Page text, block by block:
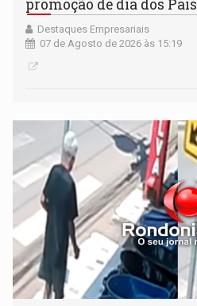
promoção de dia dos Pais
Destaques Empresariais
07 de Agosto de 2026 às 15:19